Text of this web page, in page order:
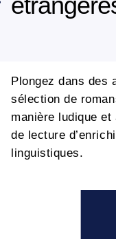
Plongez dans des
sélection de
manière ludique
de lecture
linguistiques.